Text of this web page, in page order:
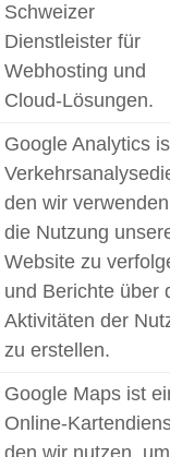
Schweizer
Dienstleister für
Webhosting und
Cloud-Lösungen.
Google Analytics
den wir
die Nutzung
Website zu
und Berichte über
Aktivitäten der
zu erstellen.
Google Maps ist
Online-
den wir nutzen, um